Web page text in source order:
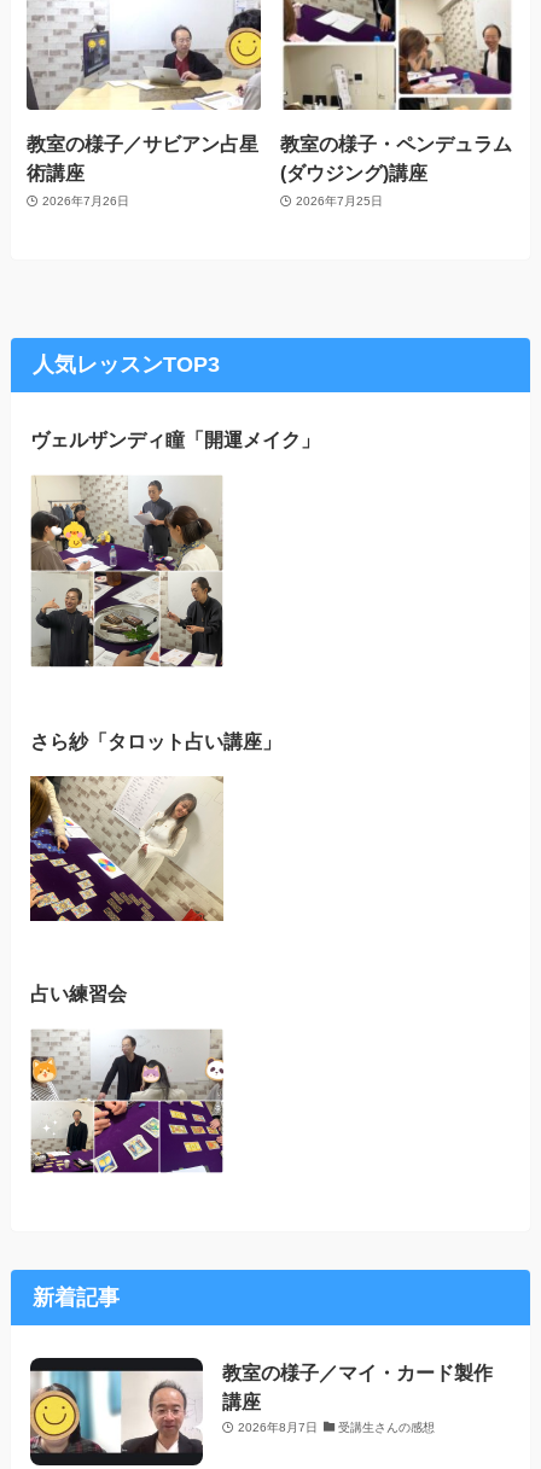
教室の様子／サビアン占星
術講座
2026年7月26日
教室の様子・ペンデュラム
(ダウジング)講座
2026年7月25日
人気レッスンTOP3
ヴェルザンディ瞳「開運メイク」
さら紗「タロット占い講座」
占い練習会
新着記事
教室の様子／マイ・カード製作
講座
2026年8月7日 受講生さんの感想